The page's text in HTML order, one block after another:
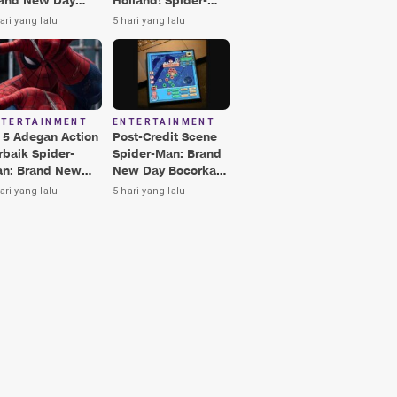
Nomor 3
yang lalu
Man: Brand New
Terbaik Era MCU
5 hari yang lalu
5 Adegan Action
Spider-
Brand New
Ada Hulk vs
yang lalu
ENTERTAINMENT
Post-Credit Scene
Spider-Man: Brand
New Day Bocorkan
Lokasi Peter di Luar
5 hari yang lalu